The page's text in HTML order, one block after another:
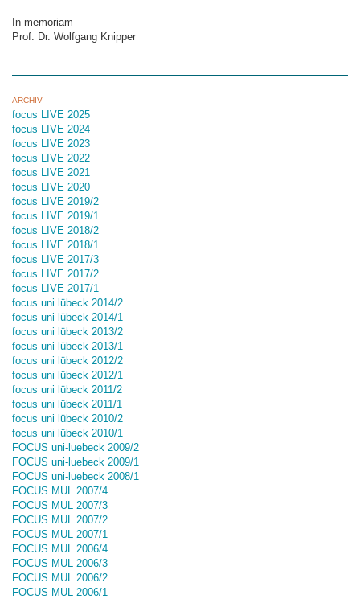
In memoriam
Prof. Dr. Wolfgang Knipper
ARCHIV
focus LIVE 2025
focus LIVE 2024
focus LIVE 2023
focus LIVE 2022
focus LIVE 2021
focus LIVE 2020
focus LIVE 2019/2
focus LIVE 2019/1
focus LIVE 2018/2
focus LIVE 2018/1
focus LIVE 2017/3
focus LIVE 2017/2
focus LIVE 2017/1
focus uni lübeck 2014/2
focus uni lübeck 2014/1
focus uni lübeck 2013/2
focus uni lübeck 2013/1
focus uni lübeck 2012/2
focus uni lübeck 2012/1
focus uni lübeck 2011/2
focus uni lübeck 2011/1
focus uni lübeck 2010/2
focus uni lübeck 2010/1
FOCUS uni-luebeck 2009/2
FOCUS uni-luebeck 2009/1
FOCUS uni-luebeck 2008/1
FOCUS MUL 2007/4
FOCUS MUL 2007/3
FOCUS MUL 2007/2
FOCUS MUL 2007/1
FOCUS MUL 2006/4
FOCUS MUL 2006/3
FOCUS MUL 2006/2
FOCUS MUL 2006/1